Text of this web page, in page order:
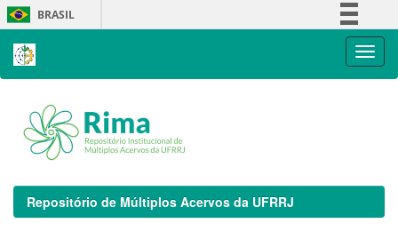
Skip
navigation
BRASIL
Repositório de Múltiplos Acervos da UFRRJ